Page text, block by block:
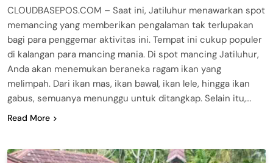
CLOUDBASEPOS.COM – Saat ini, Jatiluhur menawarkan spot
memancing yang memberikan pengalaman tak terlupakan
bagi para penggemar aktivitas ini. Tempat ini cukup populer
di kalangan para mancing mania. Di spot mancing Jatiluhur,
Anda akan menemukan beraneka ragam ikan yang
melimpah. Dari ikan mas, ikan bawal, ikan lele, hingga ikan
gabus, semuanya menunggu untuk ditangkap. Selain itu,…
Read More